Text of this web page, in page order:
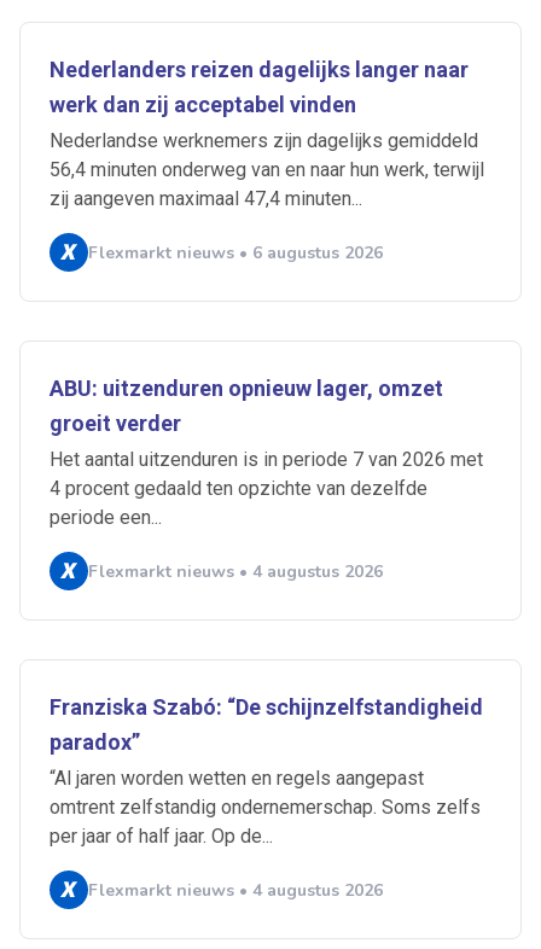
Nederlanders reizen dagelijks langer naar
werk dan zij acceptabel vinden
Nederlandse werknemers zijn dagelijks gemiddeld
56,4 minuten onderweg van en naar hun werk, terwijl
zij aangeven maximaal 47,4 minuten...
Flexmarkt nieuws • 6 augustus 2026
ABU: uitzenduren opnieuw lager, omzet
groeit verder
Het aantal uitzenduren is in periode 7 van 2026 met
4 procent gedaald ten opzichte van dezelfde
periode een...
Flexmarkt nieuws • 4 augustus 2026
Franziska Szabó: “De schijnzelfstandigheid
paradox”
“Al jaren worden wetten en regels aangepast
omtrent zelfstandig ondernemerschap. Soms zelfs
per jaar of half jaar. Op de...
Flexmarkt nieuws • 4 augustus 2026
Ontvang vacatures direct in
je mailbox